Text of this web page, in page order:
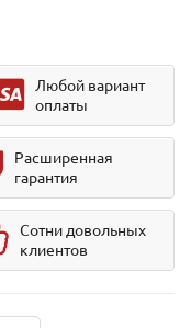
Любой вариант
оплаты
Расширенная
гарантия
Сотни довольных
клиентов